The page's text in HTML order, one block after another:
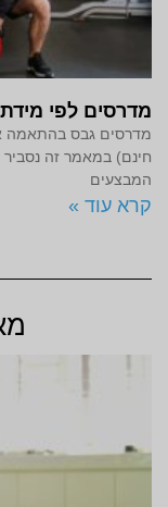
מדרסים לפי
חינם) במאמר זה
המבצעים
קרא עוד »